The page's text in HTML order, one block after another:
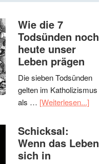
Wie die 7
Todsünden noch
heute unser
Leben prägen
Die sieben Todsünden
gelten im Katholizismus
als … [Weiterlesen...]
Schicksal:
Wenn das Leben
sich in